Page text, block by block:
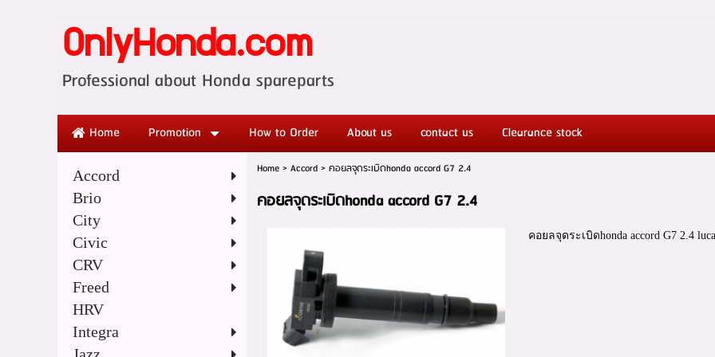
OnlyHonda.com
Professional about Honda spareparts
Home Promotion How to Order About us contact us Clearance stock
Accord
Brio
City
Civic
CRV
Freed
HRV
Integra
Home> Accord> คอยลจุดระเบิดhonda accord G7 2.4
คอยลจุดระเบิดhonda accord G7 2.4
คอยลจุดระเบิดhonda accord G7 2.4